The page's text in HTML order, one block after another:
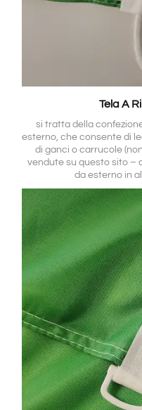
Tela A
si tratta della
esterno, che consente di
di ganci o carrucole
vendute su questo sito –
da esterno in